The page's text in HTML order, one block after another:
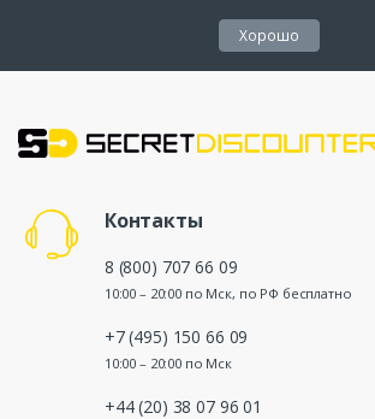
Хорошо
Контакты
8 (800) 707 66 09
10:00 – 20:00 по Мск, по РФ бесплатно
+7 (495) 150 66 09
10:00 – 20:00 по Мск
+44 (20) 38 07 96 01